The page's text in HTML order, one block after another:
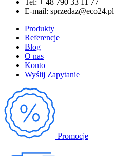
Tel: + 48 790 33 11 77
E-mail: sprzedaz@eco24.pl
Produkty
Referencje
Blog
O nas
Konto
Wyślij Zapytanie
Promocje